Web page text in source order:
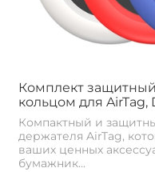
Комплект
кольцом для AirTag,
Компактный и
держателя AirTag,
ваших ценных
бумажник...